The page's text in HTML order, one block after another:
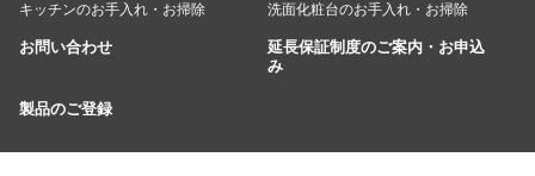
キッチンのお手入れ・お掃除
洗面化粧台のお手入れ・お掃除
お問い合わせ
延長保証制度のご案内・お申込
み
製品のご登録